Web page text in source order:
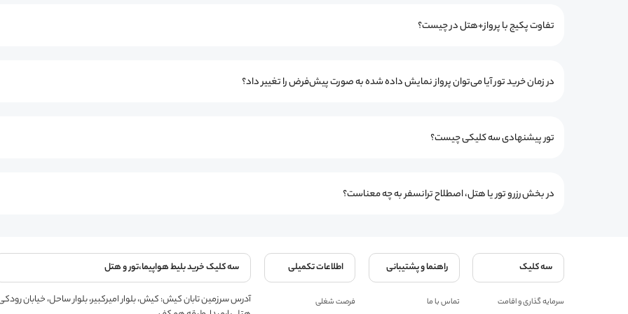
تفاوت پکیج با پرواز+هتل در چیست؟
در زمان خرید تور آیا می‌توان پرواز نمایش داده شده به صورت پیش‌فرض را تغییر داد؟
تور پیشنهادی سه کلیکی چیست؟
در بخش رزرو تور یا هتل، اصطلاح ترانسفر به چه معناست؟
سه کلیک
سرمایه گذاری و اقامت
راهنما و پشتیبانی
تماس با ما
اطلاعات تکمیلی
فرصت شغلی
سه کلیک خرید بلیط هواپیما،تور و هتل
آدرس سرزمین تابان کیش: کیش، بلوار امیرکبیر، بلوار ساحل، خیابان